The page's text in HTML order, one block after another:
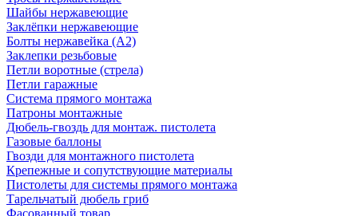
Шайбы нержавеющие
Заклёпки нержавеющие
Болты нержавейка (А2)
Заклепки резьбовые
Петли воротные (стрела)
Петли гаражные
Система прямого монтажа
Патроны монтажные
Дюбель-гвоздь для монтаж. пистолета
Газовые баллоны
Гвозди для монтажного пистолета
Крепежные и сопутствующие материалы
Пистолеты для системы прямого монтажа
Тарельчатый дюбель гриб
Фасованный товар